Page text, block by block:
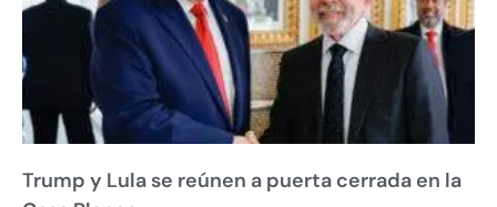
Trump y Lula se reúnen a puerta cerrada en la